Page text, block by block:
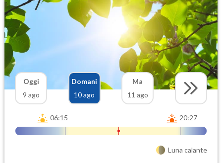
Oggi
9 ago
Domani
10 ago
Ma
11 ago
06:15 20:27
Luna calante